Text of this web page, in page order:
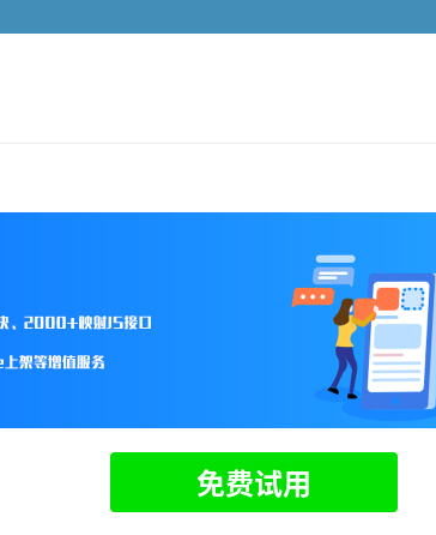
免费试用